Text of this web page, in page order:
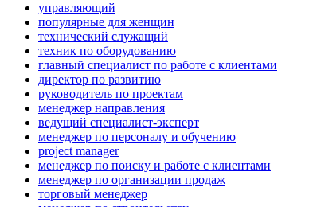
управляющий
популярные для женщин
технический служащий
техник по оборудованию
главный специалист по работе с клиентами
директор по развитию
руководитель по проектам
менеджер направления
ведущий специалист-эксперт
менеджер по персоналу и обучению
project manager
менеджер по поиску и работе с клиентами
менеджер по организации продаж
торговый менеджер